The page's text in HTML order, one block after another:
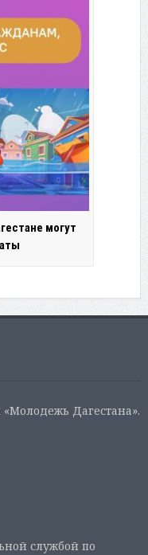
могут
Дагестана».
службой по